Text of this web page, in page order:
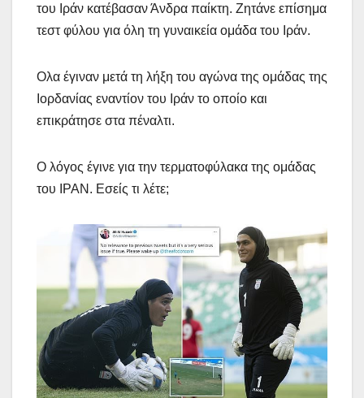
του Ιράν κατέβασαν Άνδρα παίκτη. Ζητάνε επίσημα
τεστ φύλου για όλη τη γυναικεία ομάδα του Ιράν.
Ολα έγιναν μετά τη λήξη του αγώνα της ομάδας της
Ιορδανίας εναντίον του Ιράν το οποίο και
επικράτησε στα πέναλτι.
Ο λόγος έγινε για την τερματοφύλακα της ομάδας
του ΙΡΑΝ. Εσείς τι λέτε;